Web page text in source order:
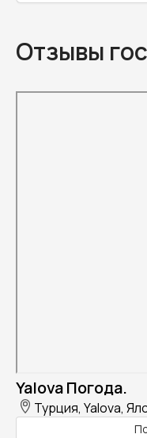
Отзывы
Yalova Погода.
Турция, Yalova,